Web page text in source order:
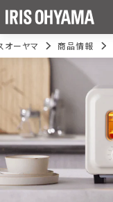
オーヤマ 商品情報